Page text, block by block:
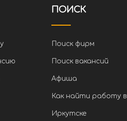
ПОИСК
Поиск фирм
Поиск вакансий
Афиша
Как найти работу в
Иркутске